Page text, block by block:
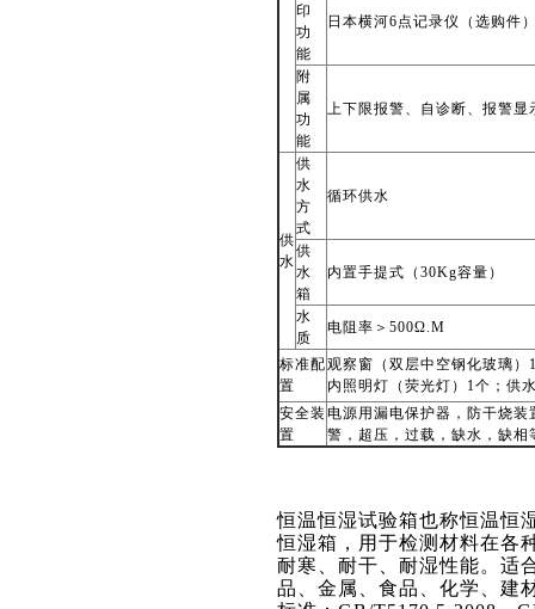
印
功
能
日本横河6点记录仪（选购件
附
属
功
能
上下限报警、自诊断、报警
供
水
供
水
方
式
循环供水
供
水
箱
内置手提式（30Kg容量）
水
质
电阻率＞500Ω.M
标准配
置
观察窗（双层中空钢化玻璃
内照明灯（荧光灯）1个；供
安全装
置
电源用漏电保护器，防干烧
警，超压，过载，缺水，缺相
恒温恒湿试验箱也称恒温恒
恒湿箱，用于检测材料在各
耐寒、耐干、耐湿性能。适
品、金属、食品、化学、建